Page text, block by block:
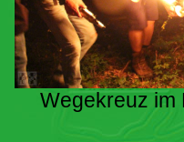
Wegekreuz im